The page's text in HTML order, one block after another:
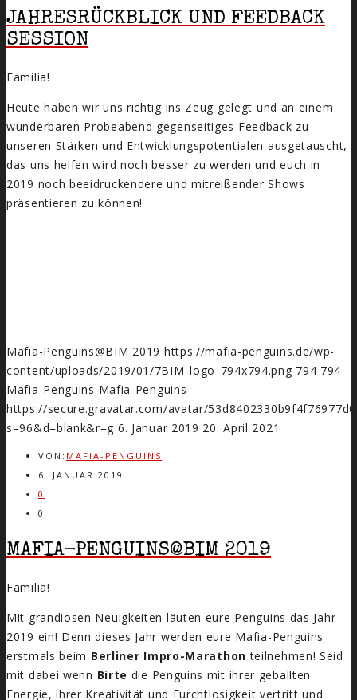
JAHRESRÜCKBLICK UND FEEDBACK
SESSION
Familia!
Heute haben wir uns richtig ins Zeug gelegt und an einem
wunderbaren Probeabend gegenseitiges Feedback zu
unseren Stärken und Entwicklungspotentialen ausgetauscht,
das uns helfen wird noch besser zu werden und euch in
2019 noch beeidruckendere und mitreißender Shows
präsentieren zu können!
Mafia-Penguins@BIM 2019 https://mafia-penguins.de/wp-
content/uploads/2019/01/7BIM_logo_794x794.png 794 794
Mafia-Penguins Mafia-Penguins
https://secure.gravatar.com/avatar/
s=96&d=blank&r=g 6. Januar 2019 20. April 2021
VON: MAFIA-PENGUINS
6. JANUAR 2019
0
0
MAFIA-PENGUINS@BIM 2019
Familia!
Mit grandiosen Neuigkeiten läuten eure Penguins das Jahr
2019 ein! Denn dieses Jahr werden eure Mafia-Penguins
erstmals beim Berliner Impro-Marathon teilnehmen! Seid
mit dabei wenn Birte die Penguins mit ihrer geballten
Energie, ihrer Kreativität und Furchtlosigkeit vertritt und